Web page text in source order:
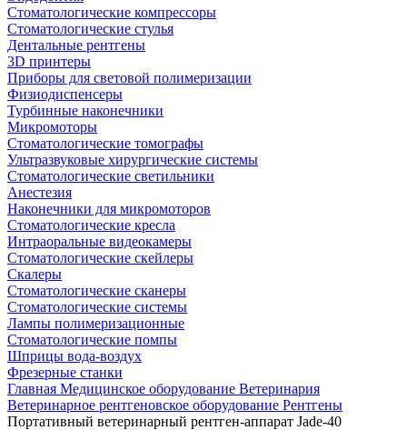
Стоматологические компрессоры
Стоматологические стулья
Дентальные рентгены
3D принтеры
Приборы для световой полимеризации
Физиодиспенсеры
Турбинные наконечники
Микромоторы
Стоматологические томографы
Ультразвуковые хирургические системы
Стоматологические светильники
Анестезия
Наконечники для микромоторов
Стоматологические кресла
Интраоральные видеокамеры
Стоматологические скейлеры
Скалеры
Стоматологические сканеры
Стоматологические системы
Лампы полимеризационные
Стоматологические помпы
Шприцы вода-воздух
Фрезерные станки
Главная Медицинское оборудование Ветеринария
Ветеринарное рентгеновское оборудование Рентгены
Портативный ветеринарный рентген-аппарат Jade-40